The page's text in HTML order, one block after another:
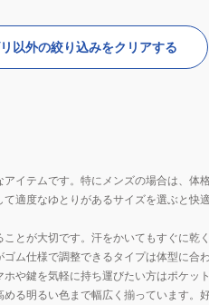
以外の絞り込みをクリアする
イテムです。特にメンズの場合は、体
適度なゆとりがあるサイズを選ぶと快
とが大切です。汗をかいてもすぐに乾
ム仕様で調整できるタイプは体型に合
や鍵を気軽に持ち運びたい方はポケッ
る明るい色まで幅広く揃っています。